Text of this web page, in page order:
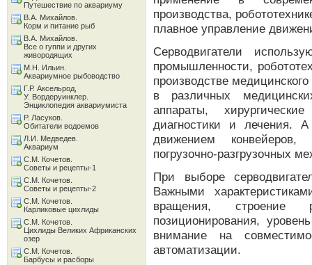
производства,
плавное управление
Серводвигатели
промышленности,
производстве
в различных
аппараты,
диагностики и лечения.
движением конвейеров,
погрузочно-разгрузочных
При выборе
Важными
вращения, строение
позиционирования,
внимание на
автоматизации.
Путешествие по аквариуму
В.А. Михайлов.
Корм и питание рыб
В.А. Михайлов.
Все о гуппи и других
живородящих
М.Н. Ильин.
Аквариумное рыбоводство
Г.Р. Аксельрод,
У. Вордеруинклер.
Энциклопедия аквариумиста
Р. Ласуков.
Обитатели водоемов
Л.И. Медведев.
Аквариум
С.М. Кочетов.
Советы и рецепты-1
С.М. Кочетов.
Советы и рецепты-2
С.М. Кочетов.
Карликовые цихлиды
С.М. Кочетов.
Цихлиды Великих Африканских
озер
С.М. Кочетов.
Барбусы и расборы